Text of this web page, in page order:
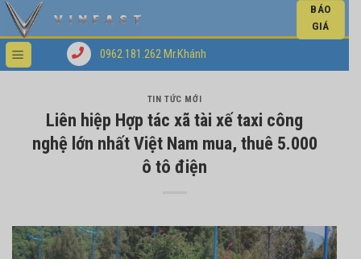
BÁO
GIÁ
0962.181.262 Mr.Khánh
TIN TỨC MỚI
Liên hiệp Hợp tác xã tài xế taxi công
nghệ lớn nhất Việt Nam mua, thuê 5.000
ô tô điện